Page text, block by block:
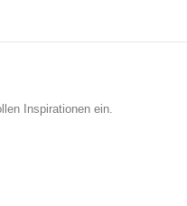
Inspirationen ein.